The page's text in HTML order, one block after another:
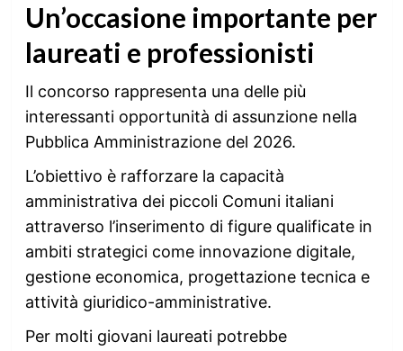
Un’occasione importante per
laureati e professionisti
Il concorso rappresenta una delle più
interessanti opportunità di assunzione nella
Pubblica Amministrazione del 2026.
L’obiettivo è rafforzare la capacità
amministrativa dei piccoli Comuni italiani
attraverso l’inserimento di figure qualificate in
ambiti strategici come innovazione digitale,
gestione economica, progettazione tecnica e
attività giuridico-amministrative.
Per molti giovani laureati potrebbe